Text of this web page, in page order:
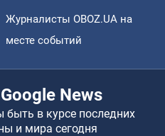
Журналисты OBOZ.UA на
месте событий
News
быть в курсе последних
и мира сегодня